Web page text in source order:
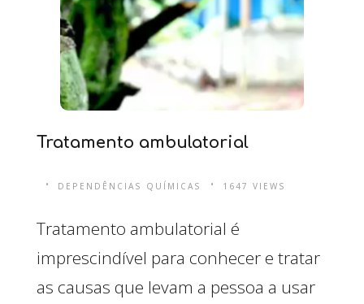
Tratamento ambulatorial
DEPENDÊNCIAS QUÍMICAS 1647 VIEWS
Tratamento ambulatorial é
imprescindível para conhecer e tratar
as causas que levam a pessoa a usar